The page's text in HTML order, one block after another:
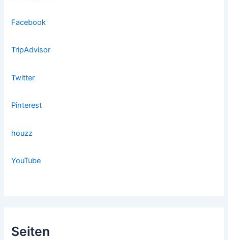
Facebook
TripAdvisor
Twitter
Pinterest
houzz
YouTube
Seiten